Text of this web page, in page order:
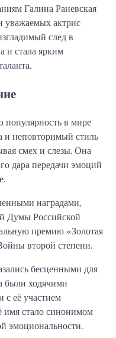
Галина Раневская
уважаемых актрис
след в
и стала ярким
популярность в мире
и неповторимый стиль
смех и слезы. Она
дара передачи эмоций
наградами,
Думы Российской
премию «Золотая
второй степени.
бесценными для
были ходячими
с её участием
имя стало синонимом
эмоциональности.